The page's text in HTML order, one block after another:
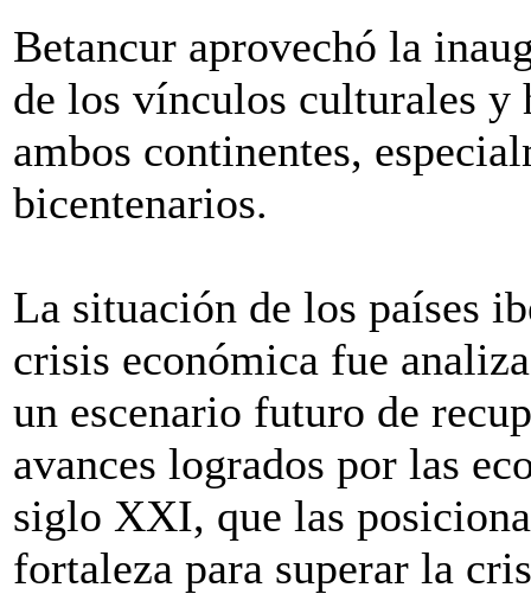
Betancur aprovechó la
de los vínculos culturales y
ambos continentes,
bicentenarios.
La situación de los países
crisis económica fue
un escenario futuro de
avances logrados por las
siglo XXI, que las
fortaleza para superar la